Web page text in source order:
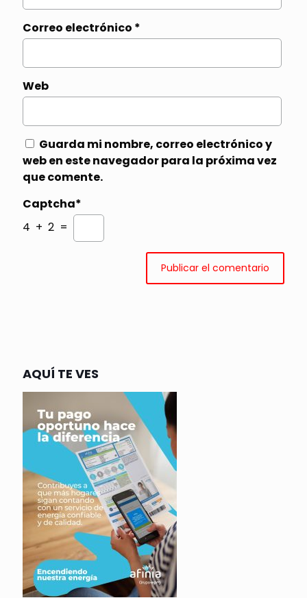
Correo electrónico *
Web
Guarda mi nombre, correo electrónico y
web en este navegador para la próxima vez
que comente.
Captcha*
4 + 2 =
AQUÍ TE VES